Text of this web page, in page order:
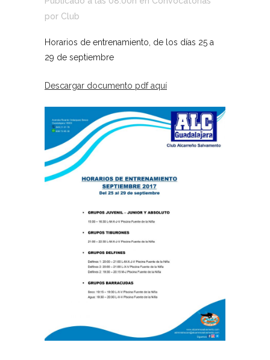
por Club
Horarios de entrenamiento, de los días 25 a
29 de septiembre
Descargar documento pdf aquí